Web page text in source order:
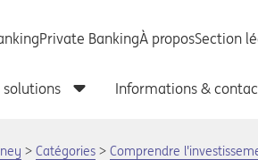
Catégories Comprendre